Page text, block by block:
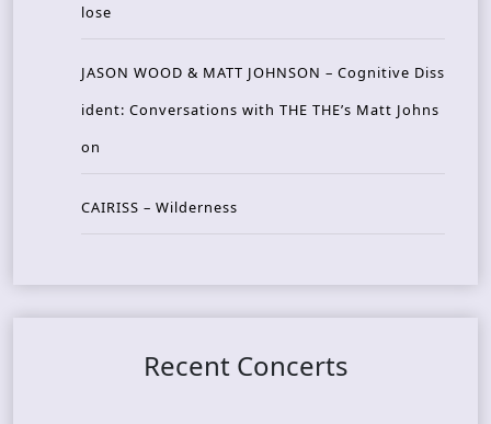
lose
JASON WOOD & MATT JOHNSON – Cognitive Diss
ident: Conversations with THE THE’s Matt Johns
on
CAIRISS – Wilderness
Recent Concerts